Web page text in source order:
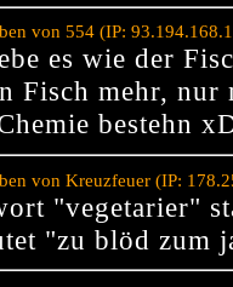
von 554 (IP:
es wie der
Fisch mehr, nur
bestehn
von Kreuzfeuer (IP:
"vegetarier"
"zu blöd zum